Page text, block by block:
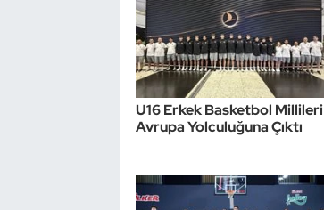
U16 Erkek Basketbol Millileri
Avrupa Yolculuğuna Çıktı